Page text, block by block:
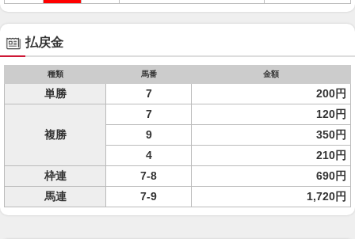
払戻金
種類 馬番 金額
単勝 7 200円
複勝
7
120円
9
350円
4
210円
枠連
7-8
690円
馬連
7-9 1,720円